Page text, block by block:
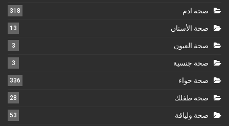
صحة ادم 318
صحة الأسنان 13
صحة العيون 3
صحة جنسية 3
صحة حواء 336
صحة طفلك 28
صحة ولياقة 53